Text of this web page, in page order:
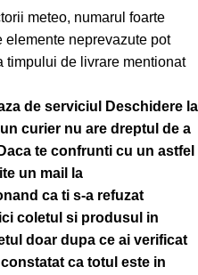
meteo, numarul foarte
elemente neprevazute pot
timpului de livrare mentionat
de serviciul Deschidere la
curier nu are dreptul de a
te confrunti cu un astfel
un mail la
ca ti s-a refuzat
coletul si produsul in
doar dupa ce ai verificat
ca totul este in